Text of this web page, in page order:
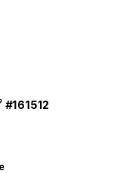
#161512